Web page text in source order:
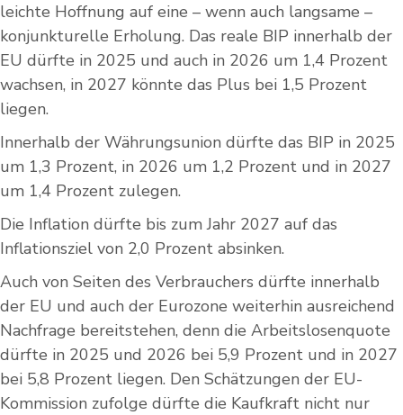
leichte Hoffnung auf eine – wenn auch langsame –
konjunkturelle Erholung. Das reale BIP innerhalb der
EU dürfte in 2025 und auch in 2026 um 1,4 Prozent
wachsen, in 2027 könnte das Plus bei 1,5 Prozent
liegen.
Innerhalb der Währungsunion dürfte das BIP in 2025
um 1,3 Prozent, in 2026 um 1,2 Prozent und in 2027
um 1,4 Prozent zulegen.
Die Inflation dürfte bis zum Jahr 2027 auf das
Inflationsziel von 2,0 Prozent absinken.
Auch von Seiten des Verbrauchers dürfte innerhalb
der EU und auch der Eurozone weiterhin ausreichend
Nachfrage bereitstehen, denn die Arbeitslosenquote
dürfte in 2025 und 2026 bei 5,9 Prozent und in 2027
bei 5,8 Prozent liegen. Den Schätzungen der EU-
Kommission zufolge dürfte die Kaufkraft nicht nur